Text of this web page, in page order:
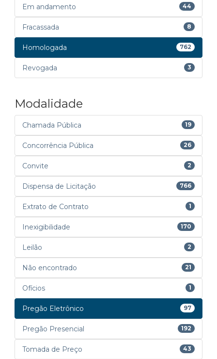
Em andamento 44
Fracassada 8
Homologada 762
Revogada 3
Modalidade
Chamada Pública 19
Concorrência Pública 26
Convite 2
Dispensa de Licitação 766
Extrato de Contrato 1
Inexigibilidade 170
Leilão 2
Não encontrado 21
Ofícios 1
Pregão Eletrônico 97
Pregão Presencial 192
Tomada de Preço 43